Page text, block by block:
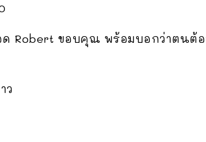
Robert ขอบคุณ พร้อมบอกว่าตนต้อ
ว